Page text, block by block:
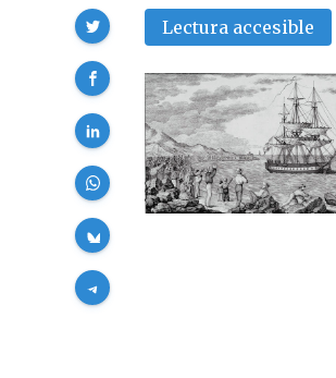
Lectura accesible
Compartir